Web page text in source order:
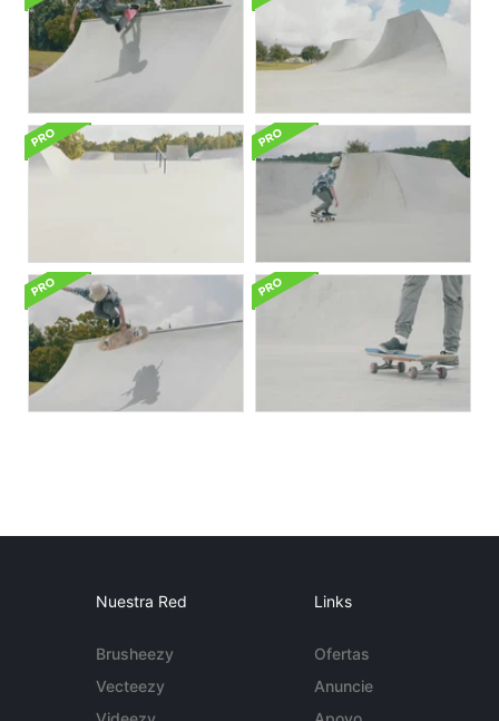
Nuestra Red
Brusheezy
Vecteezy
Links
Ofertas
Anuncie